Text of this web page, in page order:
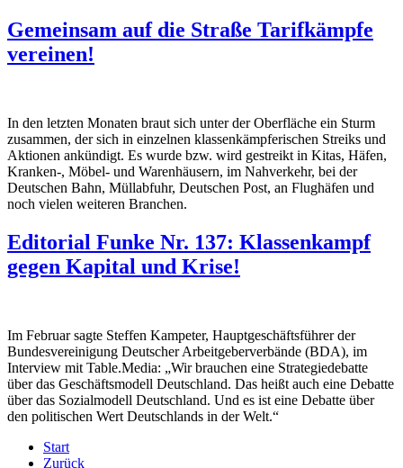
Gemeinsam auf die Straße Tarifkämpfe
vereinen!
In den letzten Monaten braut sich unter der Oberfläche ein Sturm
zusammen, der sich in einzelnen klassenkämpferischen Streiks und
Aktionen ankündigt. Es wurde bzw. wird gestreikt in Kitas, Häfen,
Kranken-, Möbel- und Warenhäusern, im Nahverkehr, bei der
Deutschen Bahn, Müllabfuhr, Deutschen Post, an Flughäfen und
noch vielen weiteren Branchen.
Editorial Funke Nr. 137: Klassenkampf
gegen Kapital und Krise!
Im Februar sagte Steffen Kampeter, Hauptgeschäftsführer der
Bundesvereinigung Deutscher Arbeitgeberverbände (BDA), im
Interview mit Table.Media: „Wir brauchen eine Strategiedebatte
über das Geschäftsmodell Deutschland. Das heißt auch eine Debatte
über das Sozialmodell Deutschland. Und es ist eine Debatte über
den politischen Wert Deutschlands in der Welt.“
Start
Zurück